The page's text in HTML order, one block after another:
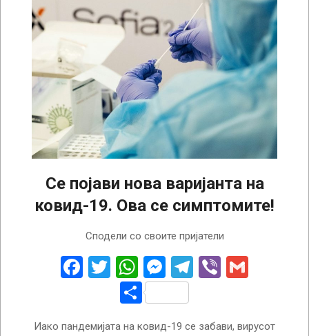
Се појави нова варијанта на
ковид-19. Ова се симптомите!
Сподели со своите пријатели
Facebook
Twitter
WhatsApp
Messenger
Telegram
Viber
Share
Иако пандемијата на ковид-19 се забави, вирусот